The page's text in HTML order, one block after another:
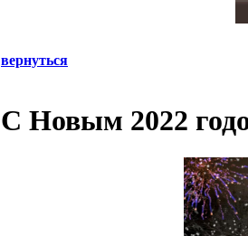
вернуться
С Новым 2022